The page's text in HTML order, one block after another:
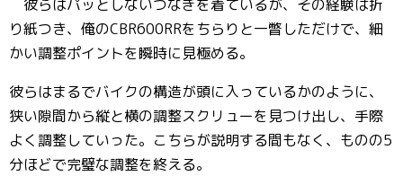
彼らはパッとしないつなぎを着ているが、その経験は折
り紙つき、俺のCBR600RRをちらりと一瞥しただけで、細
かい調整ポイントを瞬時に見極める。
彼らはまるでバイクの構造が頭に入っているかのように、
狭い隙間から縦と横の調整スクリューを見つけ出し、手際
よく調整していった。こちらが説明する間もなく、ものの5
分ほどで完璧な調整を終える。